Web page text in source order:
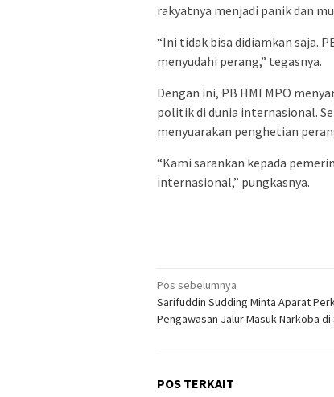
rakyatnya menjadi panik dan
“Ini tidak bisa didiamkan saja.
menyudahi perang,” tegasnya.
Dengan ini, PB HMI MPO
politik di dunia internasional.
menyuarakan penghetian
“Kami sarankan kepada
internasional,” pungkasnya.
Navigasi
pos
Pos sebelumnya
Sarifuddin Sudding Minta Aparat
Pengawasan Jalur Masuk Narkoba di
POS TERKAIT